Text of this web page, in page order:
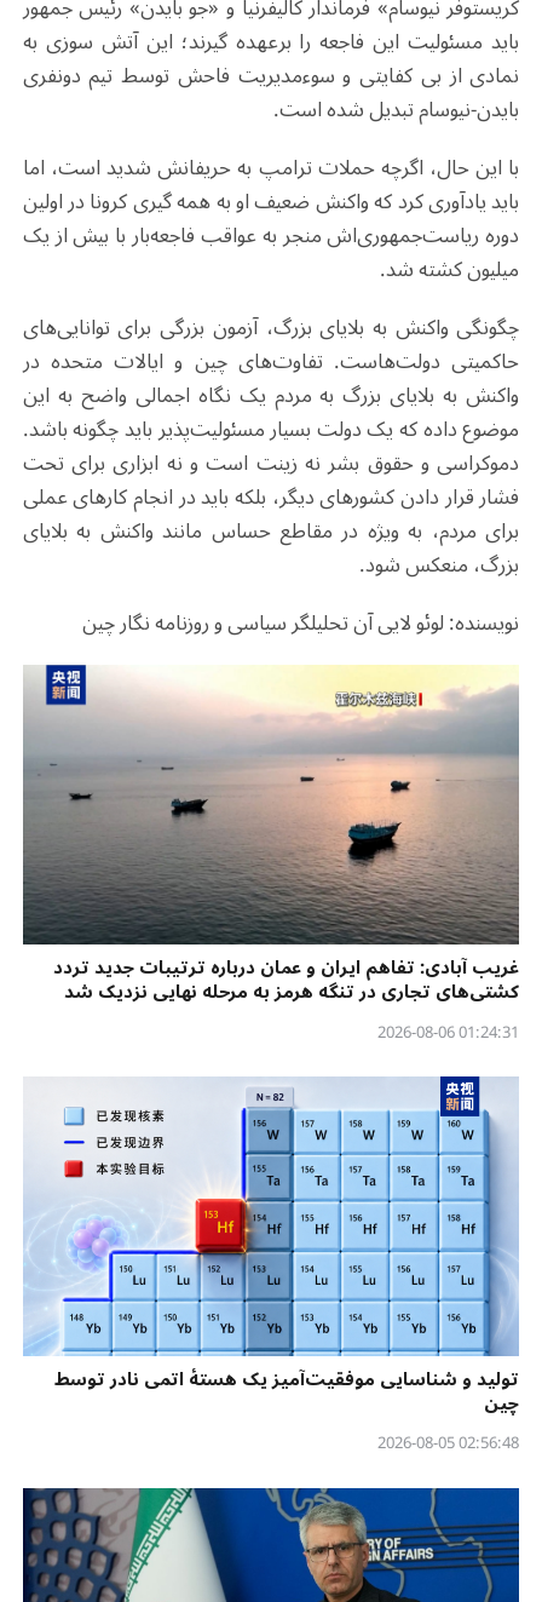
باید مسئولیت این فاجعه را برعهده گیرند؛ این آتش سوزی به
نمادی از بی کفایتی و سوءمدیریت فاحش توسط تیم دونفری
بایدن-نیوسام تبدیل شده است.
با این حال، اگرچه حملات ترامپ به حریفانش شدید است، اما
باید یادآوری کرد که واکنش ضعیف او به همه گیری کرونا در اولین
دوره ریاست‌جمهوری‌اش منجر به عواقب فاجعه‌بار با بیش از یک
میلیون کشته شد.
چگونگی واکنش به بلایای بزرگ، آزمون بزرگی برای توانایی‌های
حاکمیتی دولت‌هاست. تفاوت‌های چین و ایالات متحده در
واکنش به بلایای بزرگ به مردم یک نگاه اجمالی واضح به این
موضوع داده که یک دولت بسیار مسئولیت‌پذیر باید چگونه باشد.
دموکراسی و حقوق بشر نه زینت است و نه ابزاری برای تحت
فشار قرار دادن کشورهای دیگر، بلکه باید در انجام کارهای عملی
برای مردم، به ویژه در مقاطع حساس مانند واکنش به بلایای
بزرگ، منعکس شود.
نویسنده: لوئو لایی آن تحلیلگر سیاسی و روزنامه نگار چین
غریب آبادی: تفاهم ایران و عمان درباره ترتیبات جدید تردد
کشتی‌های تجاری در تنگه هرمز به مرحله نهایی نزدیک شد
01:24:31 2026-08-06
تولید و شناسایی موفقیت‌آمیز یک هستهٔ اتمی نادر توسط
چین
02:56:48 2026-08-05